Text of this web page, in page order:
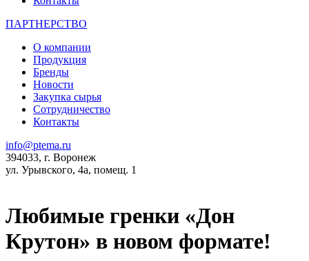
ПАРТНЕРСТВО
О компании
Продукция
Бренды
Новости
Закупка сырья
Сотрудничество
Контакты
info@ptema.ru
394033, г. Воронеж
ул. Урывского, 4а, помещ. 1
Любимые гренки «Дон
Крутон» в новом формате!